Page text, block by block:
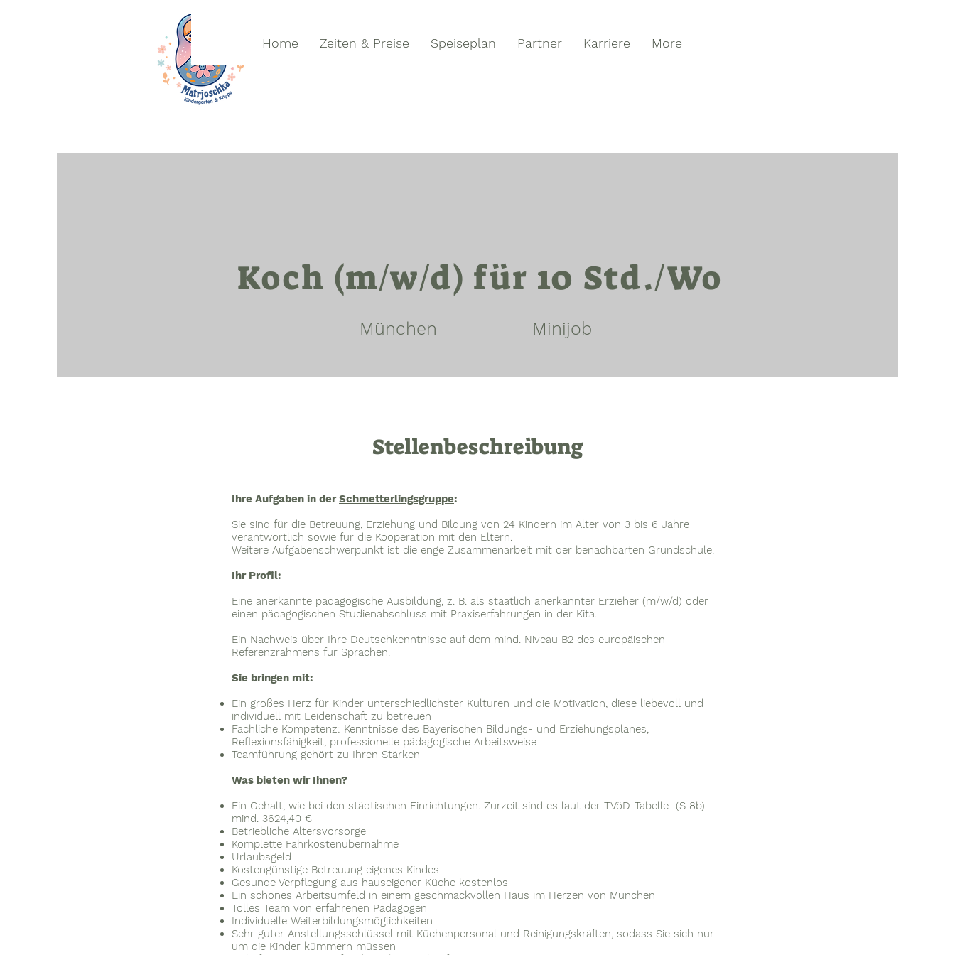
Home Zeiten & Preise Speiseplan Partner Karriere More
Koch (m/w/d) für 10 Std./Wo
München Minijob
Stellenbeschreibung
Ihre Aufgaben in derSchmetterlingsgruppe:
Sie sind für die Betreuung, Erziehung und Bildung von 24 Kindern im Alter von 3 bis 6 Jahre
verantwortlich sowie für die Kooperation mit den Eltern.
Weitere Aufgabenschwerpunkt ist die enge Zusammenarbeit mit der benachbarten Grundschule.
Ihr Profil:
Eine anerkannte pädagogische Ausbildung, z. B. als staatlich anerkannter Erzieher (m/w/d) oder
einen pädagogischen Studienabschluss mit Praxiserfahrungen in der Kita.
Ein Nachweis über Ihre Deutschkenntnisse auf dem mind. Niveau B2 des europäischen
Referenzrahmens für Sprachen.
Sie bringen mit:
Ein großes Herz für Kinder unterschiedlichster Kulturen und die Motivation, diese liebevoll und
individuell mit Leidenschaft zu betreuen
Fachliche Kompetenz: Kenntnisse des Bayerischen Bildungs- und Erziehungsplanes,
Reflexionsfähigkeit, professionelle pädagogische Arbeitsweise
Teamführung gehört zu Ihren Stärken
Was bieten wir Ihnen?
Ein Gehalt, wie bei den städtischen Einrichtungen. Zurzeit sind es laut der TVöD-Tabelle (S 8b)
mind. 3624,40 €
Betriebliche Altersvorsorge
Komplette Fahrkostenübernahme
Urlaubsgeld
Kostengünstige Betreuung eigenes Kindes
Gesunde Verpflegung aus hauseigener Küche kostenlos
Ein schönes Arbeitsumfeld in einem geschmackvollen Haus im Herzen von München
Tolles Team von erfahrenen Pädagogen
Individuelle Weiterbildungsmöglichkeiten
Sehr guter Anstellungsschlüssel mit Küchenpersonal und Reinigungskräften, sodass Sie sich nur
um die Kinder kümmern müssen